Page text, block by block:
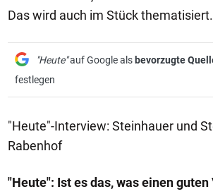
Das wird auch im Stück thematisiert.
"Heute"auf Google als bevorzugte
festlegen
"Heute"-Interview: Steinhauer und
Rabenhof
"Heute": Ist es das, was einen guten